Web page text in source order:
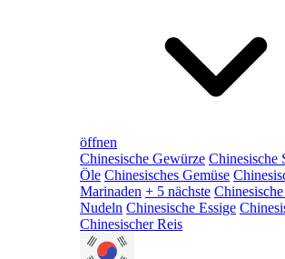
öffnen
Chinesische Gewürze Chinesische
Öle Chinesisches Gemüse
Marinaden + 5 nächste Chinesische
Nudeln Chinesische Essige
Chinesischer Reis